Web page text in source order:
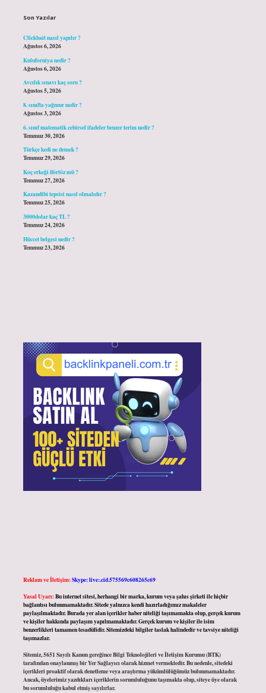
Son Yazılar
Clickbait nasıl yapılır ?
Ağustos 6, 2026
Kuluforniya nedir ?
Ağustos 6, 2026
Avcılık sınavı kaç soru ?
Ağustos 5, 2026
8. sınıfta yağmur nedir ?
Ağustos 3, 2026
6. sınıf matematik cebirsel ifadeler benzer terim nedir ?
Temmuz 30, 2026
Türkçe kedi ne demek ?
Temmuz 29, 2026
Koç erkeği flörtöz mü ?
Temmuz 27, 2026
Kazandibi tepsisi nasıl olmalıdır ?
Temmuz 25, 2026
3000dolar kaç TL ?
Temmuz 24, 2026
Hüccet belgesi nedir ?
Temmuz 23, 2026
Reklam ve İletişim:Skype: live:.cid.575569c608265c69
Yasal Uyarı:Bu internet sitesi, herhangi bir marka, kurum veya şahıs şirketi ile hiçbir
bağlantısı bulunmamaktadır. Sitede yalnızca kendi hazırladığımız makaleler
paylaşılmaktadır. Burada yer alan içerikler haber niteliği taşımamakta olup, gerçek kurum
ve kişiler hakkında paylaşım yapılmamaktadır. Gerçek kurum ve kişiler ile isim
benzerlikleri tamamen tesadüfidir. Sitemizdeki bilgiler taslak halindedir ve tavsiye niteliği
taşımazlar.
Sitemiz, 5651 Sayılı Kanun gereğince Bilgi Teknolojileri ve İletişim Kurumu (BTK)
tarafından onaylanmış bir Yer Sağlayıcı olarak hizmet vermektedir. Bu nedenle, sitedeki
içerikleri proaktif olarak denetleme veya araştırma yükümlülüğümüz bulunmamaktadır.
Ancak, üyelerimiz yazdıkları içeriklerin sorumluluğunu taşımakta olup, siteye üye olarak
bu sorumluluğu kabul etmiş sayılırlar.